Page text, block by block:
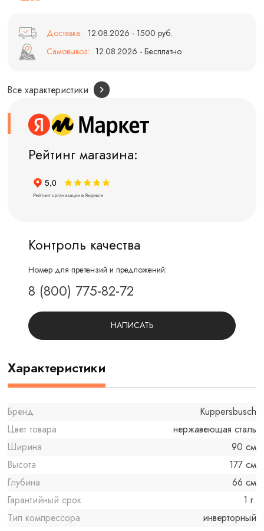
Доставка: 12.08.2026 - 1500 руб.
Самовывоз: 12.08.2026 - Бесплатно
Все характеристики
Рейтинг магазина:
Контроль качества
Номер для претензий и предложений:
8 (800) 775-82-72
НАПИСАТЬ
Характеристики
Бренд
Kuppersbusch
Цвет товара
нержавеющая сталь
Ширина
90 см
Высота
177 см
Глубина
66 см
Гарантийный срок
1 г.
Тип компрессора
инверторный